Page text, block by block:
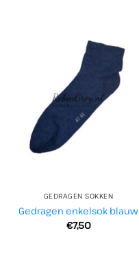
GEDRAGEN SOKKEN
Gedragen enkelsok blauw
€7,50